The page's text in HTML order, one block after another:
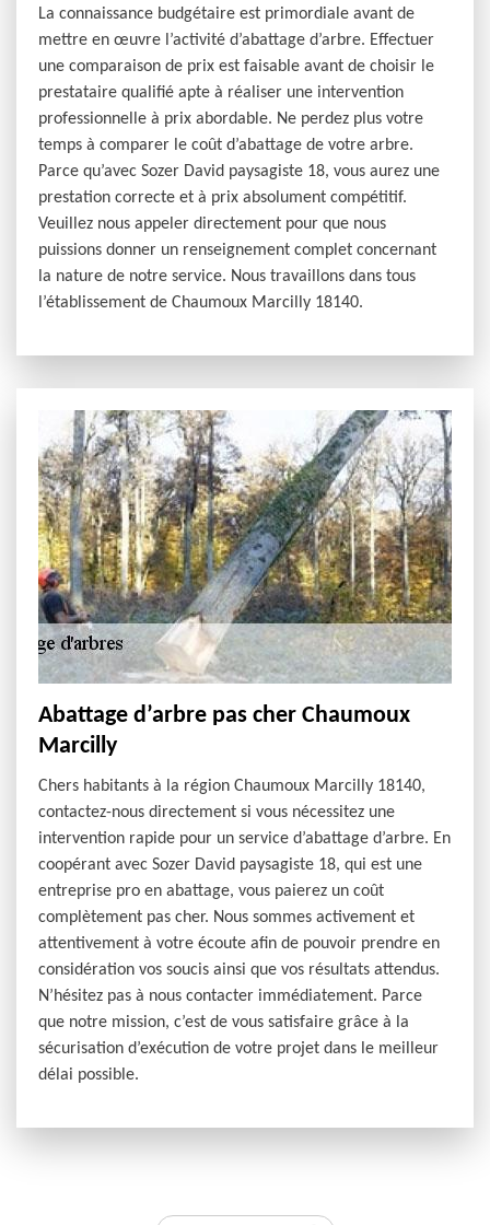
La connaissance budgétaire est primordiale avant de
mettre en œuvre l’activité d’abattage d’arbre. Effectuer
une comparaison de prix est faisable avant de choisir le
prestataire qualifié apte à réaliser une intervention
professionnelle à prix abordable. Ne perdez plus votre
temps à comparer le coût d’abattage de votre arbre.
Parce qu’avec Sozer David paysagiste 18, vous aurez une
prestation correcte et à prix absolument compétitif.
Veuillez nous appeler directement pour que nous
puissions donner un renseignement complet concernant
la nature de notre service. Nous travaillons dans tous
l’établissement de Chaumoux Marcilly 18140.
Abattage d’arbre pas cher Chaumoux
Marcilly
Chers habitants à la région Chaumoux Marcilly 18140,
contactez-nous directement si vous nécessitez une
intervention rapide pour un service d’abattage d’arbre. En
coopérant avec Sozer David paysagiste 18, qui est une
entreprise pro en abattage, vous paierez un coût
complètement pas cher. Nous sommes activement et
attentivement à votre écoute afin de pouvoir prendre en
considération vos soucis ainsi que vos résultats attendus.
N’hésitez pas à nous contacter immédiatement. Parce
que notre mission, c’est de vous satisfaire grâce à la
sécurisation d’exécution de votre projet dans le meilleur
délai possible.